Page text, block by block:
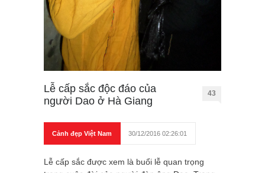
Lễ cấp sắc độc đáo của
người Dao ở Hà Giang
43
Cảnh đẹp Việt Nam 30/12/2016 02:26:01
Lễ cấp sắc được xem là buổi lễ quan trọng